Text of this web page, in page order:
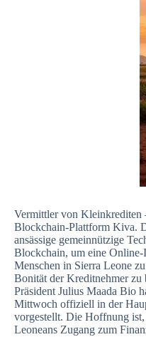
Vermittler von Kleinkrediten
Blockchain-Plattform Kiva.
ansässige gemeinnützige
Blockchain, um eine
Menschen in Sierra Leone
Bonität der Kreditnehmer zu
Präsident Julius Maada Bio
Mittwoch offiziell in der
vorgestellt. Die Hoffnung ist,
Leoneans Zugang zum